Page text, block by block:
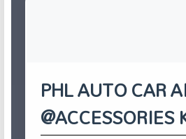
PHL AUTO CAR
@ACCESSORIES